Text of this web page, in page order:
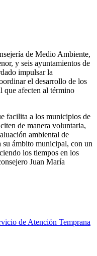
de Medio Ambiente,
y seis ayuntamientos de
impulsar la
el desarrollo de los
que afecten al término
facilita a los municipios de
de manera voluntaria,
ambiental de
su ámbito municipal, con un
los tiempos en los
Juan María
de Atención Temprana